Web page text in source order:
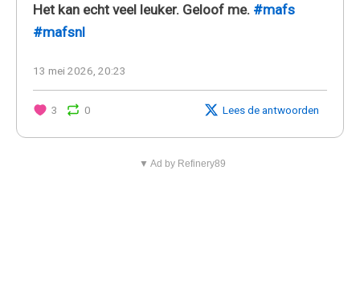
Het kan echt veel leuker. Geloof me. #mafs
#mafsnl
13 mei 2026, 20:23
3 0 Lees de antwoorden
▼ Ad by Refinery89